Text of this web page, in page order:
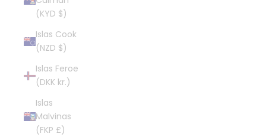
(KYD $)
Islas Cook
(NZD $)
Islas Feroe
(DKK kr.)
Islas
Malvinas
(FKP £)